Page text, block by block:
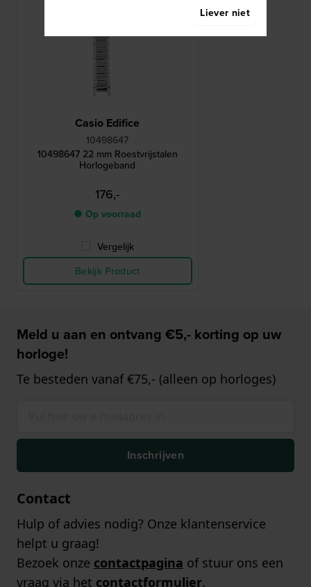
Casio Edifice
10498647
10498647 22 mm Roestvrijstalen
Horlogeband
176,-
● Op voorraad
Vergelijk
Bekijk Product
Meld u aan en ontvang €5,- korting op uw
horloge!
Te besteden vanaf €75,- (alleen op horloges)
Inschrijven
Contact
Hulp of advies nodig? Onze klantenservice
helpt u graag!
Bezoek onze contactpagina of stuur ons een
vraag via het contactformulier.
Liever niet